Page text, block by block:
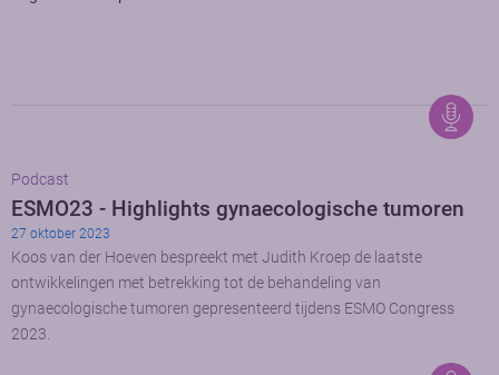
Podcast
ESMO23 - Highlights gynaecologische tumoren
27 oktober 2023
Koos van der Hoeven bespreekt met Judith Kroep de laatste
ontwikkelingen met betrekking tot de behandeling van
gynaecologische tumoren gepresenteerd tijdens ESMO Congress
2023.